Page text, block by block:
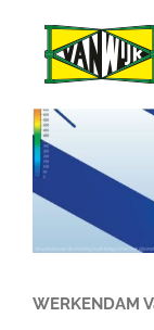
Bekijk
grotere
afbeelding
WERKENDAM